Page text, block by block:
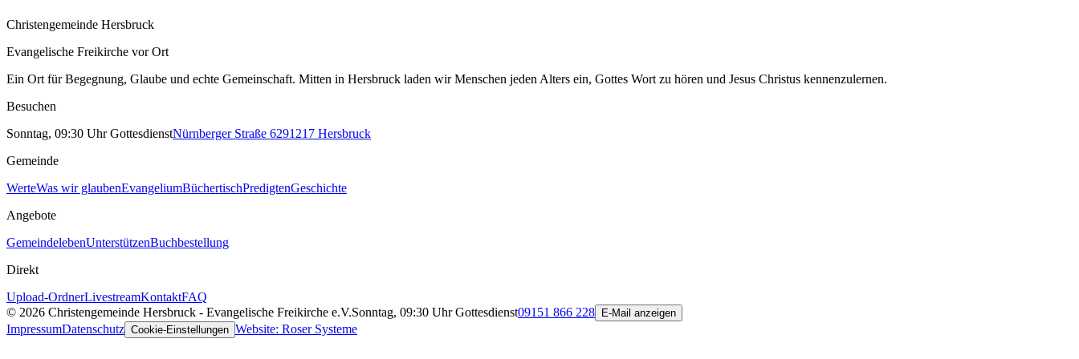
Christengemeinde Hersbruck
Evangelische Freikirche vor Ort
Ein Ort für Begegnung, Glaube und echte Gemeinschaft. Mitten in Hersbruck laden wir Menschen jeden Alters ein, Gottes Wort zu hören und Jesus Christus kennenzulernen.
Besuchen
Sonntag, 09:30 Uhr GottesdienstNürnberger Straße 6291217 Hersbruck
Gemeinde
WerteWas wir glaubenEvangeliumBüchertischPredigtenGeschichte
Angebote
GemeindelebenUnterstützenBuchbestellung
Direkt
Upload-OrdnerLivestreamKontaktFAQ
© 2026 Christengemeinde Hersbruck - Evangelische Freikirche e.V.Sonntag, 09:30 Uhr Gottesdienst09151 866 228 E-Mail anzeigen
ImpressumDatenschutz Cookie-Einstellungen Website: Roser Systeme